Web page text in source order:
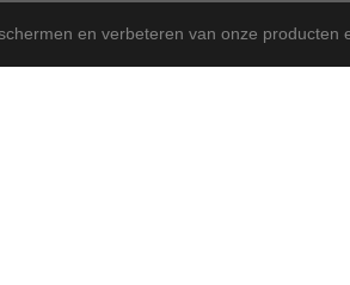
en verbeteren van onze